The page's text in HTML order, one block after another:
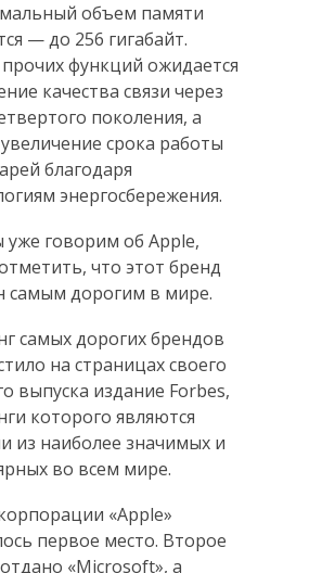
объем памяти
— до 256 гигабайт.
функций ожидается
качества связи через
поколения, а
срока работы
благодаря
энергосбережения.
уже говорим об Apple,
что этот бренд
самым дорогим в мире.
самых дорогих брендов
на страницах своего
выпуска издание Forbes,
которого являются
из наиболее значимых и
во всем мире.
«Apple»
первое место. Второе
«Microsoft», а